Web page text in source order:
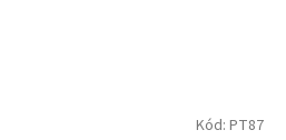
Kód: PT87